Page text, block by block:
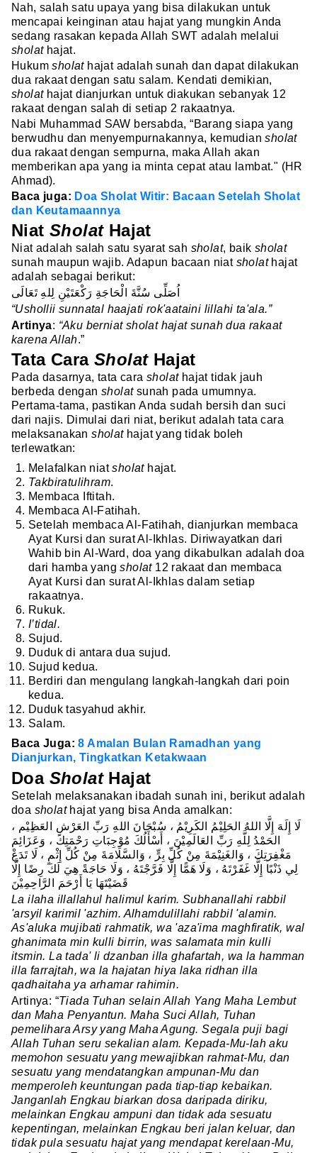
Nah, salah satu upaya yang bisa dilakukan untuk
mencapai keinginan atau hajat yang mungkin Anda
sedang rasakan kepada Allah SWT adalah melalui
sholathajat.
Hukumsholathajat adalah sunah dan dapat dilakukan
dua rakaat dengan satu salam. Kendati demikian,
sholathajat dianjurkan untuk diakukan sebanyak 12
rakaat dengan salah di setiap 2 rakaatnya.
Nabi Muhammad SAW bersabda, “Barang siapa yang
berwudhu dan menyempurnakannya, kemudiansholat
dua rakaat dengan sempurna, maka Allah akan
memberikan apa yang ia minta cepat atau lambat." (HR
Ahmad).
Baca juga: Doa Sholat Witir: Bacaan Setelah Sholat
dan Keutamaannya
Niat SholatHajat
Niat adalah salah satu syarat sah sholat, baik sholat
sunah maupun wajib. Adapun bacaan niat sholathajat
adalah sebagai berikut:
اُصَلِّى سُنَّةَ الْحَاجَةِ رَكْعَتَيْنِ لِلهِ تَعَالَى
“Ushollii sunnatal haajati rok'aataini lillahi ta'ala.”
Artinya: “Aku berniat sholat hajat sunah dua rakaat
karena Allah.”
Tata Cara SholatHajat
Pada dasarnya, tata cara sholathajat tidak jauh
berbeda dengansholatsunah pada umumnya.
Pertama-tama, pastikan Anda sudah bersih dan suci
dari najis. Dimulai dari niat, berikut adalah tata cara
melaksanakansholathajat yang tidak boleh
terlewatkan:
Melafalkan niatsholathajat.
Takbiratulihram.
Membaca Iftitah.
Membaca Al-Fatihah.
Setelah membaca Al-Fatihah, dianjurkan membaca
Ayat Kursi dan surat Al-Ikhlas. Diriwayatkan dari
Wahib bin Al-Ward, doa yang dikabulkan adalah doa
dari hamba yangsholat12 rakaat dan membaca
Ayat Kursi dan surat Al-Ikhlas dalam setiap
rakaatnya.
Rukuk.
I’tidal.
Sujud.
Duduk di antara dua sujud.
Sujud kedua.
Berdiri dan mengulang langkah-langkah dari poin
kedua.
Duduk tasyahud akhir.
Salam.
Baca Juga:8 Amalan Bulan Ramadhan yang
Dianjurkan, Tingkatkan Ketakwaan
Doa SholatHajat
Setelah melaksanakan ibadah sunah ini, berikut adalah
doa sholathajat yang bisa Anda amalkan:
لَا إِلَهَ إِلَّا اللهُ الحَلِيْمُ الكَرِيْمُ ، سُبْحَانَ اللهِ رَبِّ العَرْشِ العَظِيْم ،
الحَمْدُ لِلَّهِ رَبِّ العَالَمِيْنَ ، أَسْأَلُكَ مُوْجِبَاتِ رَحْمَتِكَ ، وَعَزَائِمَ
مَغْفِرَتِكَ ، وَالغَنِيْمَةَ مِنْ كُلِّ بِرٍّ ، وَالسَّلَامَةَ مِنْ كُلِّ إِثْمٍ ، لَا تَدَعْ
لِي ذَنْبًا إِلَّا غَفَرْتَهُ ، وَلَا هَمًّا إِلَّا فَرَّجْتَهُ ، وَلَا حَاجَةً هِيَ لَكَ رِضًا إِلَّا
قَضَيْتَهَا يَا أَرْحَمَ الرَّاحِمِيْنَ
La ilaha illallahul halimul karim. Subhanallahi rabbil
'arsyil karimil 'azhim. Alhamdulillahi rabbil 'alamin.
As'aluka mujibati rahmatik, wa 'aza'ima maghfiratik, wal
ghanimata min kulli birrin, was salamata min kulli
itsmin. La tada' li dzanban illa ghafartah, wa la hamman
illa farrajtah, wa la hajatan hiya laka ridhan illa
qadhaitaha ya arhamar rahimin.
Artinya: “Tiada Tuhan selain Allah Yang Maha Lembut
dan Maha Penyantun. Maha Suci Allah, Tuhan
pemelihara Arsy yang Maha Agung. Segala puji bagi
Allah Tuhan seru sekalian alam. Kepada-Mu-lah aku
memohon sesuatu yang mewajibkan rahmat-Mu, dan
sesuatu yang mendatangkan ampunan-Mu dan
memperoleh keuntungan pada tiap-tiap kebaikan.
Janganlah Engkau biarkan dosa daripada diriku,
melainkan Engkau ampuni dan tidak ada sesuatu
kepentingan, melainkan Engkau beri jalan keluar, dan
tidak pula sesuatu hajat yang mendapat kerelaan-Mu,